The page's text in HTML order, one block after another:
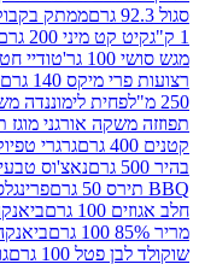
ממתק בקבוקי שעווה 39 גרם
200 גרם
איטריות אורז
טודיי חטיף חלבון קרמל
140 גרם
פחית
לימוננדה משקה אורגני מוגז-
מוגז תפוזי דם
גרגרי טפיוקה גדולים 400 גרם
נאצ'וס טבעי 50 גרם
פרינגלס סין פלפל
ביאנקה שוקולד מריר 72%
ביאנקה שוקולד לבן
גרם
גומי לעיסה